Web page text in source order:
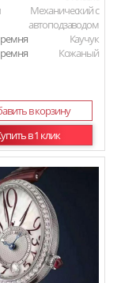
Механический с
автоподзаводом
Каучук
Кожаный
в корзину
в 1 клик